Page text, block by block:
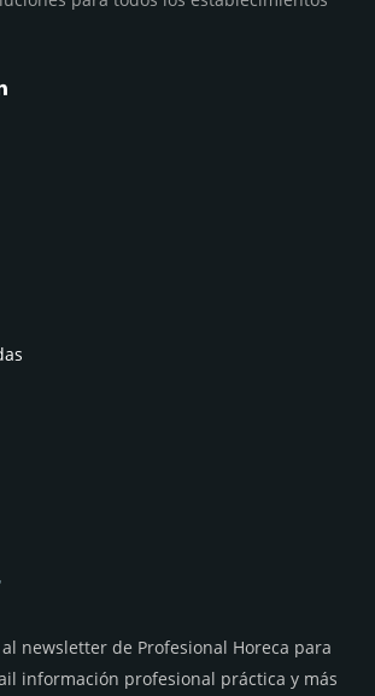
newsletter de Profesional Horeca para
información profesional práctica y más